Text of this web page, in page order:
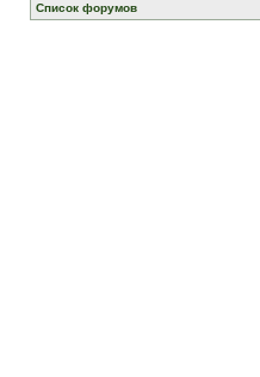
Список форумов